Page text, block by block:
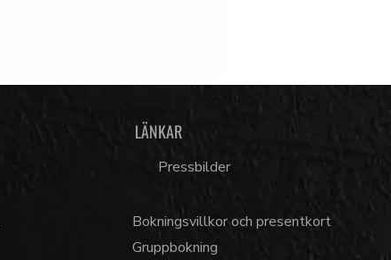
LÄNKAR
Pressbilder
Bokningsvillkor och presentkort
Gruppbokning